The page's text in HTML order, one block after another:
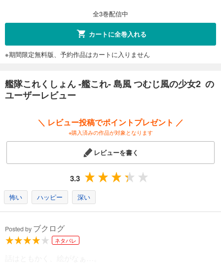
全3巻配信中
カートに全巻入れる
※期間限定無料版、予約作品はカートに入りません
艦隊これくしょん -艦これ- 島風 つむじ風の少女2 の
ユーザーレビュー
＼ レビュー投稿でポイントプレゼント ／
※購入済みの作品が対象となります
レビューを書く
3.3
怖い ハッピー 深い
Posted by ブクログ
ネタバレ